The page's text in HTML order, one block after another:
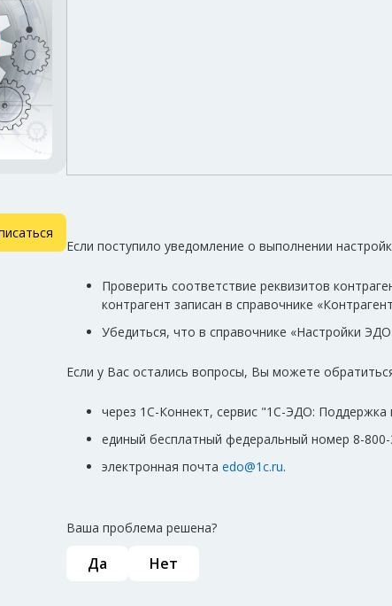
Если поступило уведомление о выполнении
Проверить соответствие реквизитов
контрагент записан в справочнике
Убедиться, что в справочнике «Настройки
Если у Вас остались вопросы, Вы можете
через 1С-Коннект, сервис "1С-ЭДО: Поддержка
единый бесплатный федеральный номер 8-800-
электронная почта edo@1c.ru.
Ваша проблема решена?
Да Нет